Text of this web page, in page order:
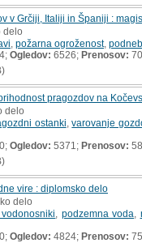
v Grčiji, Italiji in Španiji :
delo
požarna ogroženost,
Ogledov: 6526; Prenosov: 70
pragozdov na
delo
ostanki ,varovanje
Ogledov: 5371; Prenosov: 58
vire : diplomsko delo
delo
podzemna voda
Ogledov: 4824; Prenosov: 75